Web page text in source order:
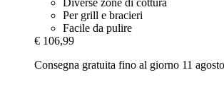
Diverse zone di cottura
Per grill e bracieri
Facile da pulire
€ 106,99
Consegna gratuita fino al giorno 11 agosto